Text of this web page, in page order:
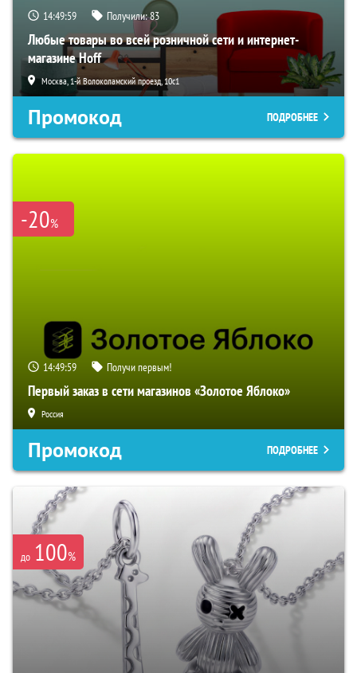
14:49:58 Получили:83
Любые товары во всей розничной сети и интернет-
магазине Hoff
Москва, 1-й Волоколамский проезд, 10с1
Промокод ПОДРОБНЕЕ
-20%
14:49:58 Получи первым!
Первый заказ в сети магазинов «Золотое Яблоко»
Россия
Промокод ПОДРОБНЕЕ
до 100%